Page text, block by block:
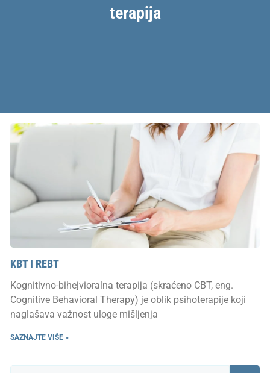
terapija
KBT I REBT
Kognitivno-bihejvioralna terapija (skraćeno CBT, eng.
Cognitive Behavioral Therapy) je oblik psihoterapije koji
naglašava važnost uloge mišljenja
SAZNAJTE VIŠE »